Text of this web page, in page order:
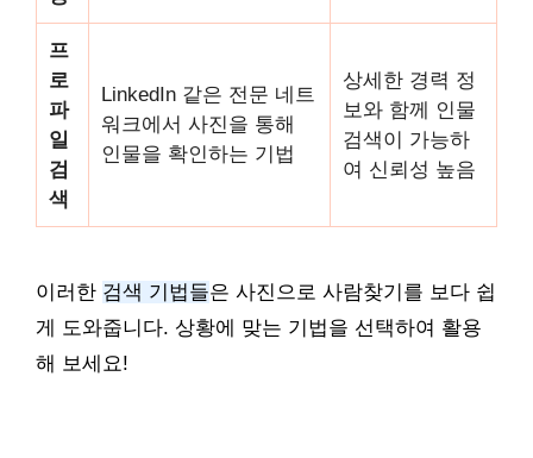
프
로
파
일
검
색
LinkedIn 같은 전문 네트
워크에서 사진을 통해
인물을 확인하는 기법
상세한 경력 정
보와 함께 인물
검색이 가능하
여 신뢰성 높음
이러한 검색 기법들은 사진으로 사람찾기를 보다 쉽
게 도와줍니다. 상황에 맞는 기법을 선택하여 활용
해 보세요!